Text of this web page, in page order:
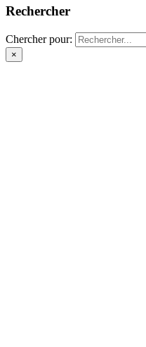
Rechercher
Chercher pour:
×